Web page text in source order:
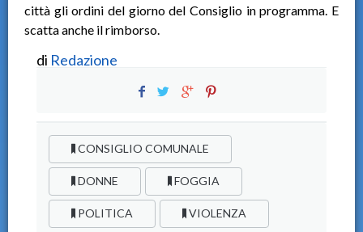
città gli ordini del giorno del Consiglio in programma. E
scatta anche il rimborso.
di Redazione
CONSIGLIO COMUNALE
DONNE FOGGIA
POLITICA VIOLENZA